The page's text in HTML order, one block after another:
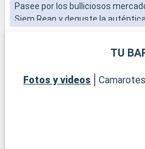
Pasee por los bulliciosos
Siem Reap y deguste la
TU
Fotos y videos Camarotes